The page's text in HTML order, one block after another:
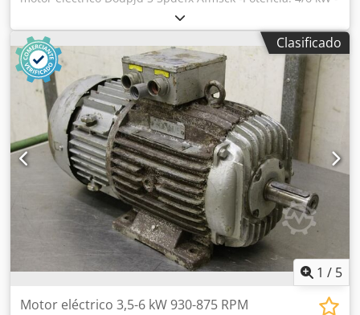
Velocidad: 720/1440 rpm -Eje: Ø 38 x 80 mm -Diseño: B5 -
Grado de protección: IP 55 -Dimensiones: 510/300/A350
mm -Peso: 77,5 kg
Clasificado
1 / 5
Motor eléctrico 3,5-6 kW 930-875 RPM